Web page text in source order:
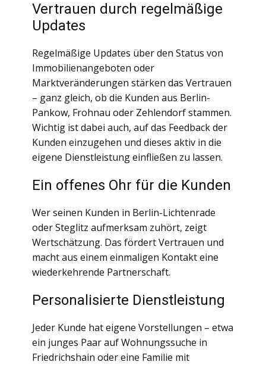
Vertrauen durch regelmäßige
Updates
Regelmäßige Updates über den Status von
Immobilienangeboten oder
Marktveränderungen stärken das Vertrauen
– ganz gleich, ob die Kunden aus Berlin-
Pankow, Frohnau oder Zehlendorf stammen.
Wichtig ist dabei auch, auf das Feedback der
Kunden einzugehen und dieses aktiv in die
eigene Dienstleistung einfließen zu lassen.
Ein offenes Ohr für die Kunden
Wer seinen Kunden in Berlin-Lichtenrade
oder Steglitz aufmerksam zuhört, zeigt
Wertschätzung. Das fördert Vertrauen und
macht aus einem einmaligen Kontakt eine
wiederkehrende Partnerschaft.
Personalisierte Dienstleistung
Jeder Kunde hat eigene Vorstellungen – etwa
ein junges Paar auf Wohnungssuche in
Friedrichshain oder eine Familie mit